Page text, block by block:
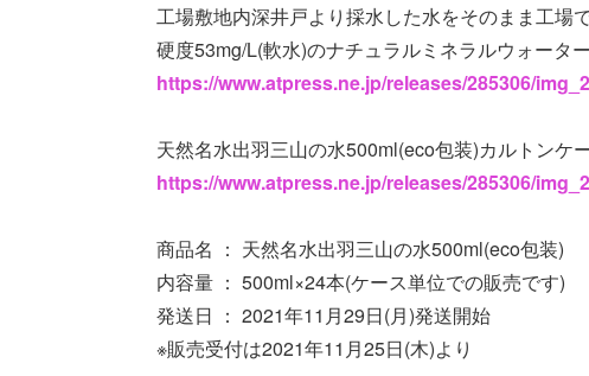
工場敷地内深井戸より採水した水をそのまま工場
硬度53mg/L(軟水)のナチュラルミネラルウォータ
https://www.atpress.ne.jp/releases/285306/
天然名水出羽三山の水500ml(eco包装)カルトンケ
https://www.atpress.ne.jp/releases/285306/
商品名 ： 天然名水出羽三山の水500ml(eco包装)
内容量 ： 500ml×24本(ケース単位での販売です)
発送日 ： 2021年11月29日(月)発送開始
※販売受付は2021年11月25日(木)より